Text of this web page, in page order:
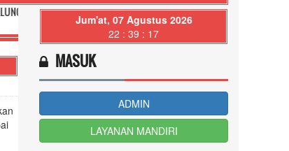
BALI
Jum'at, 07 Agustus 2026
22 : 39 : 18
MASUK
ADMIN
LAYANAN MANDIRI